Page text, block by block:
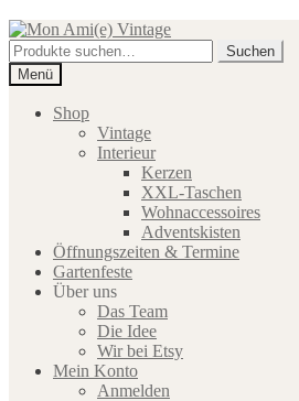
Zur
Navigation
springen
Zum
Inhalt
springen
Suche
nach:
Suchen
Menü
Shop
Vintage
Interieur
Kerzen
XXL-Taschen
Wohnaccessoires
Adventskisten
Öffnungszeiten & Termine
Gartenfeste
Über uns
Das Team
Die Idee
Wir bei Etsy
Mein Konto
Anmelden